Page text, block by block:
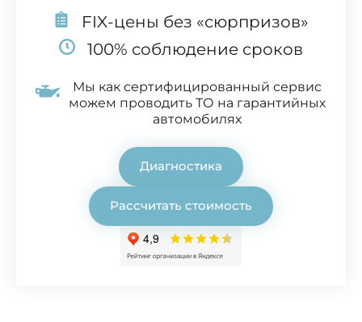
FIX-цены без «сюрпризов»
100% соблюдение сроков
Мы как сертифицированный сервис
можем проводить ТО на гарантийных
автомобилях
Диагностика
Рассчитать стоимость